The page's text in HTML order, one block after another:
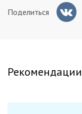
Поделиться
Рекомендации